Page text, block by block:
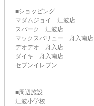
■ショッピング
マダムジョイ 江波店
スパーク 江波店
マックスバリュー 舟入南店
デオデオ 舟入店
ダイキ 舟入南店
セブンイレブン
■周辺施設
江波小学校